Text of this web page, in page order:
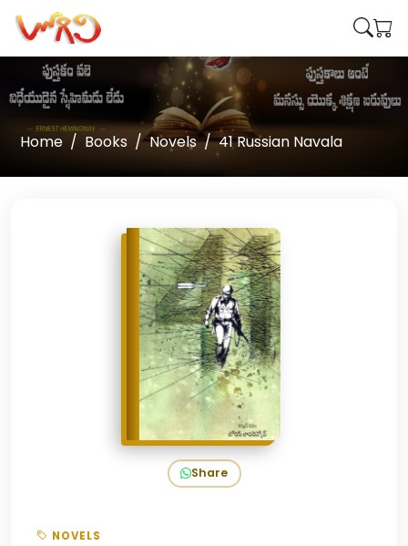
Home Books Novels 41 Russian Navala
Share
NOVELS